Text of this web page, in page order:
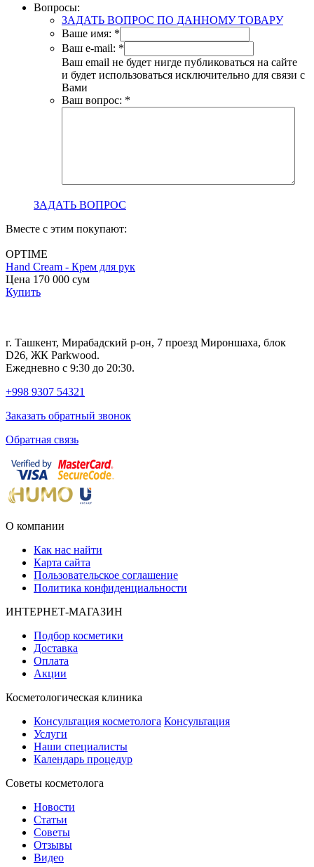
Вопросы:
ЗАДАТЬ ВОПРОС ПО ДАННОМУ ТОВАРУ
Ваше имя: *
Ваш e-mail: *
Ваш email не будет нигде публиковаться на сайте
и будет использоваться исключительно для связи с
Вами
Ваш вопрос: *
ЗАДАТЬ ВОПРОС
Вместе с этим покупают:
OPTIME
Hand Cream - Крем для рук
Цена 170 000 сум
Купить
г. Ташкент, Мирабадский р-он, 7 проезд Мироншаха, блок
D26, ЖК Раrkwood.
Ежедневно с 9:30 до 20:30.
+998 9307 54321
Заказать обратный звонок
Обратная связь
О компании
Как нас найти
Карта сайта
Пользовательское соглашение
Политика конфиденциальности
ИНТЕРНЕТ-МАГАЗИН
Подбор косметики
Доставка
Оплата
Акции
Косметологическая клиника
Консультация косметолога Консультация
Услуги
Наши специалисты
Календарь процедур
Cоветы косметолога
Новости
Статьи
Советы
Отзывы
Видео